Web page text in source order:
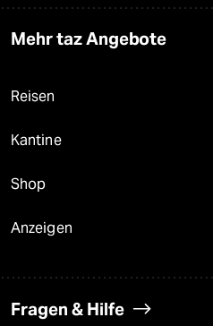
Mehr taz Angebote
Reisen
Kantine
Shop
Anzeigen
Fragen & Hilfe